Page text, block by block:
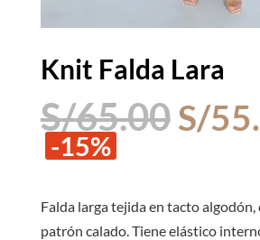
Knit Falda Lara
S/65.00 El
S/
S/
-15%
Falda larga tejida en tacto algodón,
patrón calado. Tiene elástico